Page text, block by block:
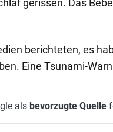
gerissen. Das
berichteten, es
Eine Tsunami-
als bevorzugte Quelle